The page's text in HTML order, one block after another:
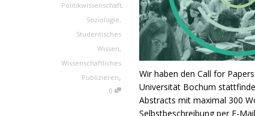
Politikwissenschaft,
Soziologie,
Studentisches
Wissen,
Wissenschaftliches
Publizieren,
0
Wir haben den Call for
Universität Bochum
Abstracts mit maximal 300
Selbstbeschreibung per E-